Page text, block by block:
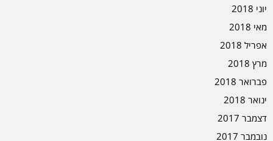
יוני 2018
מאי 2018
אפריל 2018
מרץ 2018
פברואר 2018
ינואר 2018
דצמבר 2017
נובמבר 2017